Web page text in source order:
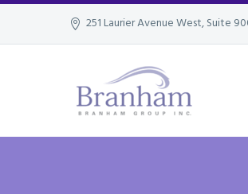
251 Laurier Avenue West, Suite